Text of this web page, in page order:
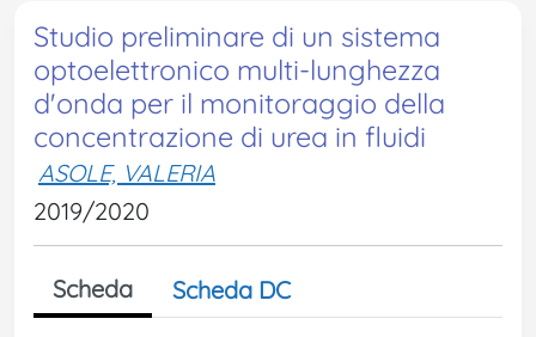
Studio preliminare di un sistema
optoelettronico multi-lunghezza
d'onda per il monitoraggio della
concentrazione di urea in fluidi
ASOLE, VALERIA
2019/2020
Scheda Scheda DC